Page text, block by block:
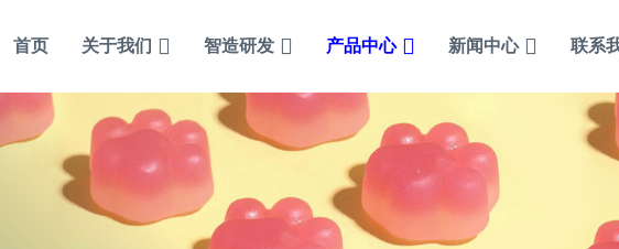
首页 关于我们 智造研发 产品中心 新闻中心 联系